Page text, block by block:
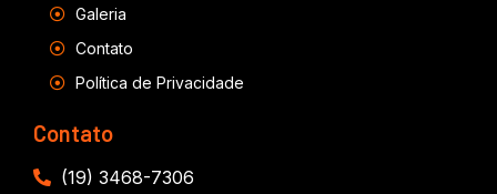
Galeria
Contato
Política de Privacidade
Contato
(19) 3468-7306